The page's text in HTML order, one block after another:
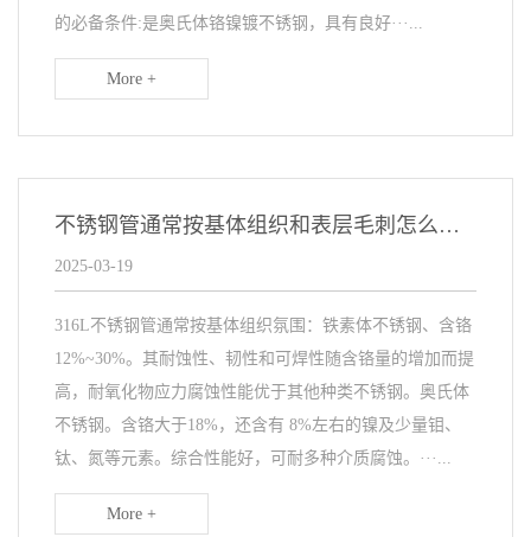
的必备条件:是奥氏体铬镍镀不锈钢，具有良好···...
More +
不锈钢管通常按基体组织和表层毛刺怎么去除
2025-03-19
316L不锈钢管通常按基体组织氛围：铁素体不锈钢、含铬
12%~30%。其耐蚀性、韧性和可焊性随含铬量的增加而提
高，耐氧化物应力腐蚀性能优于其他种类不锈钢。奥氏体
不锈钢。含铬大于18%，还含有 8%左右的镍及少量钼、
钛、氮等元素。综合性能好，可耐多种介质腐蚀。···...
More +